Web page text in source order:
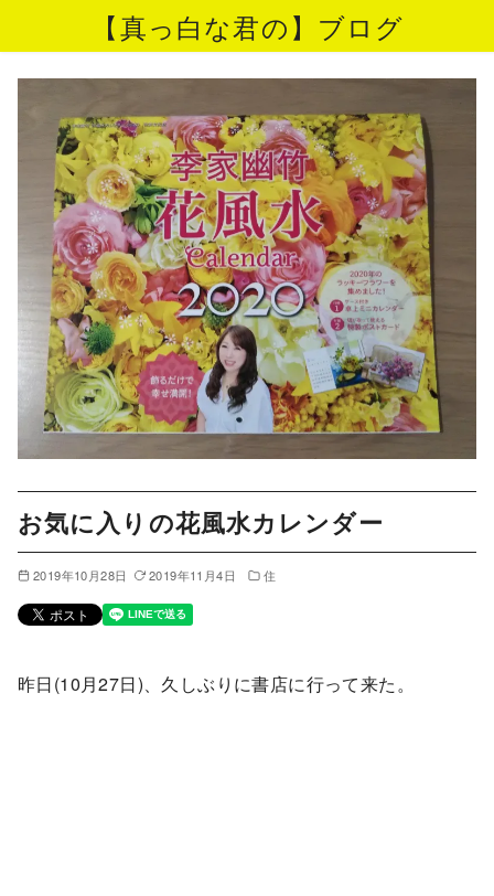
【真っ白な君の】ブログ
お気に入りの花風水カレンダー
2019年10月28日 2019年11月4日 住
昨日(10月27日)、久しぶりに書店に行って来た。